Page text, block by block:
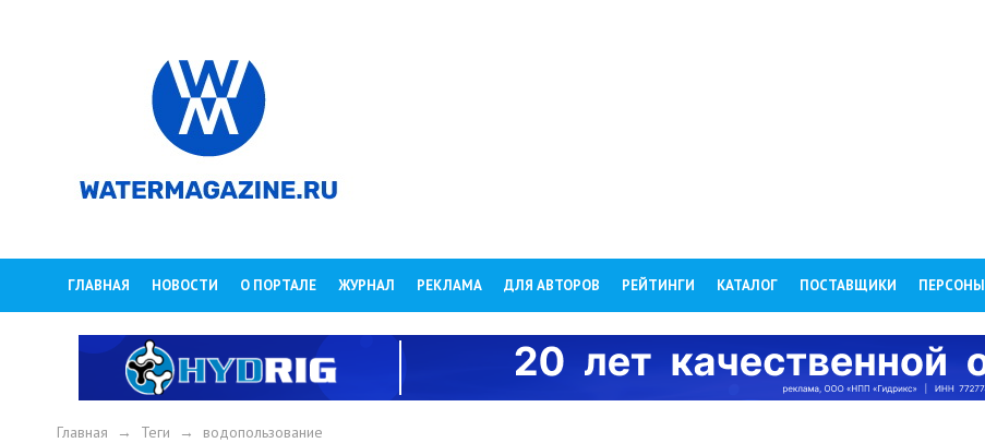
ГЛАВНАЯ НОВОСТИ О ПОРТАЛЕ ЖУРНАЛ РЕКЛАМА ДЛЯ АВТОРОВ РЕЙТИНГИ КАТАЛОГ ПОСТАВЩИКИ ПЕРСОНЫ
Главная → Теги → водопользование